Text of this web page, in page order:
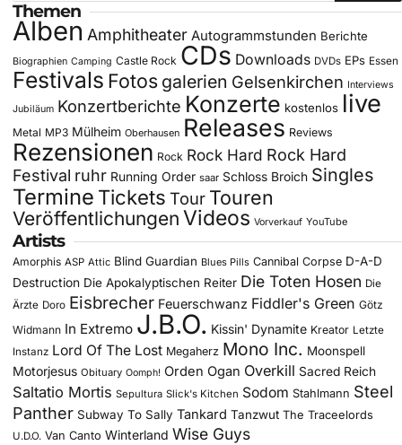
Themen
Alben Amphitheater Autogrammstunden Berichte
Biographien Camping Castle Rock CDs Downloads DVDs EPs Essen
Festivals Fotos galerien Gelsenkirchen Interviews
Jubiläum Konzertberichte Konzerte kostenlos live
Metal MP3 Mülheim Oberhausen Releases Reviews
Rezensionen Rock Rock Hard Rock Hard
Festival ruhr Running Order saar Schloss Broich Singles
Termine Tickets Tour Touren
Veröffentlichungen Videos Vorverkauf YouTube
Artists
Amorphis ASP Attic Blind Guardian Blues Pills Cannibal Corpse D-A-D
Destruction Die Apokalyptischen Reiter Die Toten Hosen Die
Ärzte Doro Eisbrecher Feuerschwanz Fiddler's Green Götz
Widmann In Extremo J.B.O. Kissin' Dynamite Kreator Letzte
Instanz Lord Of The Lost Megaherz Mono Inc. Moonspell
Motorjesus Obituary Oomph! Orden Ogan Overkill Sacred Reich
Saltatio Mortis Sepultura Slick's Kitchen Sodom Stahlmann Steel
Panther Subway To Sally Tankard Tanzwut The Traceelords
U.D.O. Van Canto Winterland Wise Guys